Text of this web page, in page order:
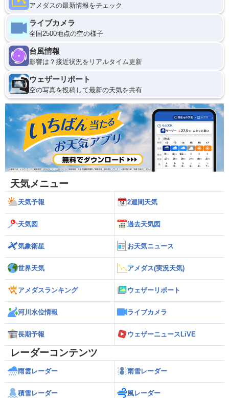
アメダスの最新情報をチェック
ライブカメラ
全国2500地点の空の様子
台風情報
影響は？接近状況をリアルタイム更新
ウェザーリポート
空の写真を投稿して最新の天気を共有
天気メニュー
天気予報 2週間天気
天気図 過去天気図
気象衛星 お天気ニュース
世界天気 アメダス(実況天気)
アメダスランキング ウェザーリポート
河川水位情報 ライブカメラ
長期予報 ウェザーニュースLiVE
レーダーコンテンツ
雨雲レーダー 雨雪レーダー
積雪レーダー 風レーダー